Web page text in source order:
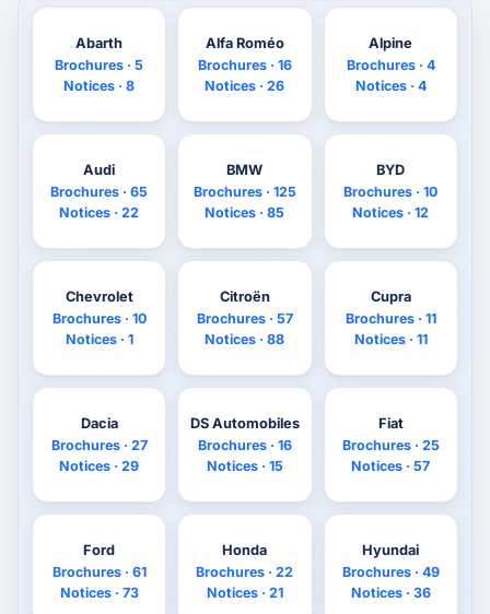
Abarth
Brochures · 5
Notices · 8
Alfa Roméo
Brochures · 16
Notices · 26
Alpine
Brochures · 4
Notices · 4
Audi
Brochures · 65
Notices · 22
BMW
Brochures · 125
Notices · 85
BYD
Brochures · 10
Notices · 12
Chevrolet
Brochures · 10
Notices · 1
Citroën
Brochures · 57
Notices · 88
Cupra
Brochures · 11
Notices · 11
Dacia
Brochures · 27
Notices · 29
DS Automobiles
Brochures · 16
Notices · 15
Fiat
Brochures · 25
Notices · 57
Ford
Brochures · 61
Notices · 73
Honda
Brochures · 22
Notices · 21
Hyundai
Brochures · 49
Notices · 36